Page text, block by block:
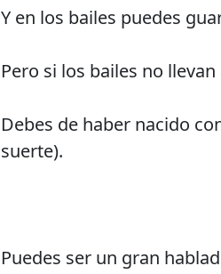
Y en los bailes puedes
Pero si los bailes no
Debes de haber nacido
suerte).
Puedes ser un gran